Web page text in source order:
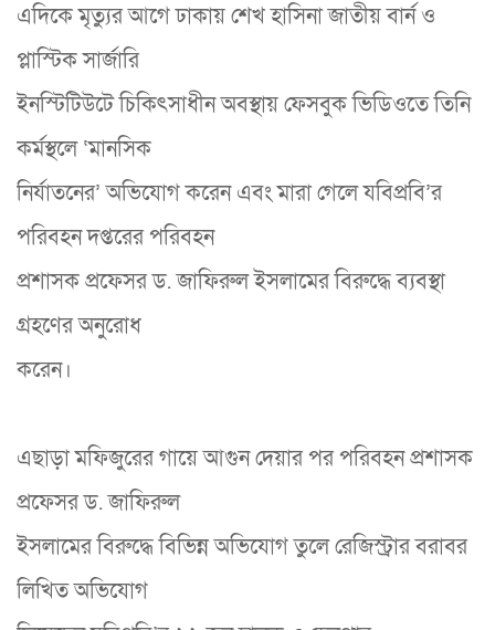
এদিকে মৃত্যুর আগে ঢাকায় শেখ হাসিনা জাতীয় বার্ন ও
প্লাস্টিক সার্জারি
ইনস্টিটিউটে চিকিৎসাধীন অবস্থায় ফেসবুক ভিডিওতে তিনি
কর্মস্থলে ‘মানসিক
নির্যাতনের’ অভিযোগ করেন এবং মারা গেলে যবিপ্রবি’র
পরিবহন দপ্তরের পরিবহন
প্রশাসক প্রফেসর ড. জাফিরুল ইসলামের বিরুদ্ধে ব্যবস্থা
গ্রহণের অনুরোধ
করেন।
এছাড়া মফিজুরের গায়ে আগুন দেয়ার পর পরিবহন প্রশাসক
প্রফেসর ড. জাফিরুল
ইসলামের বিরুদ্ধে বিভিন্ন অভিযোগ তুলে রেজিস্ট্রার বরাবর
লিখিত অভিযোগ